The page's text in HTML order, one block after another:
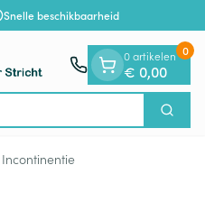
Snelle beschikbaarheid
Zoek
0 artikelen
€ 0,00
0
Incontinentie